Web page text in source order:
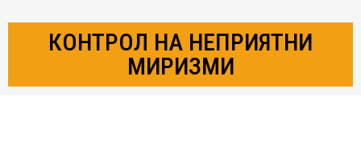
КОНТРОЛ НА НЕПРИЯТНИ
МИРИЗМИ